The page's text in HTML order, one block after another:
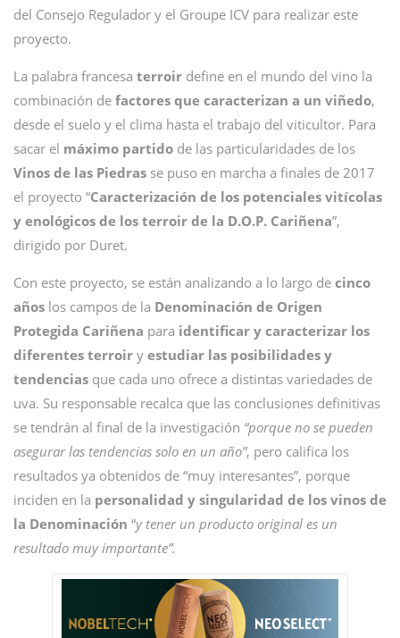
del Consejo Regulador y el Groupe ICV para realizar este
proyecto.
La palabra francesa terroir define en el mundo del vino la
combinación de factores que caracterizan a un viñedo,
desde el suelo y el clima hasta el trabajo del viticultor. Para
sacar el máximo partido de las particularidades de los
Vinos de las Piedras se puso en marcha a finales de 2017
el proyecto “Caracterización de los potenciales vitícolas
y enológicos de los terroir de la D.O.P. Cariñena”,
dirigido por Duret.
Con este proyecto, se están analizando a lo largo de cinco
años los campos de la Denominación de Origen
Protegida Cariñena para identificar y caracterizar los
diferentes terroir y estudiar las posibilidades y
tendencias que cada uno ofrece a distintas variedades de
uva. Su responsable recalca que las conclusiones definitivas
se tendrán al final de la investigación “porque no se pueden
asegurar las tendencias solo en un año”, pero califica los
resultados ya obtenidos de “muy interesantes”, porque
inciden en la personalidad y singularidad de los vinos de
la Denominación “y tener un producto original es un
resultado muy importante”.